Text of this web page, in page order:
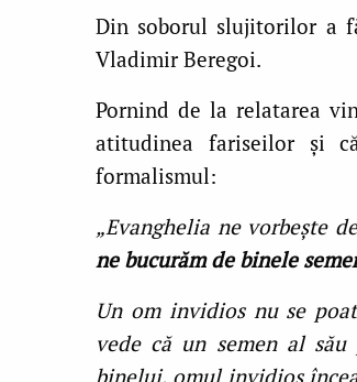
Din soborul slujitorilor a
Vladimir Beregoi.
Pornind de la relatarea
atitudinea fariseilor şi
formalismul:
„Evanghelia ne vorbeşte
ne bucurăm de binele
Un om invidios nu se
vede că un semen al
binelui, omul invidios